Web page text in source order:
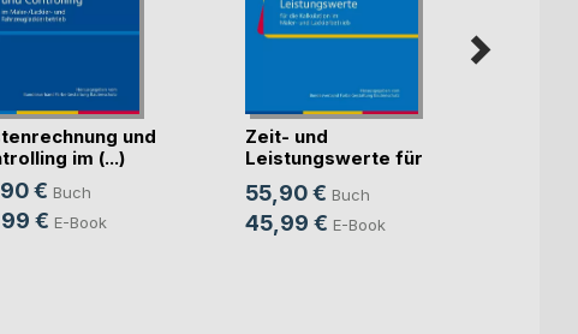
und
im (...)
€ Buch
€ E-Book
Zeit- und
Leistungswerte für
die K(...)
55,90 € Buch
45,99 € E-Book